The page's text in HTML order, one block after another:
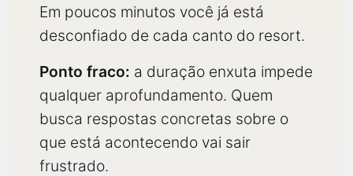
Em poucos minutos você já está
desconfiado de cada canto do resort.
Ponto fraco: a duração enxuta impede
qualquer aprofundamento. Quem
busca respostas concretas sobre o
que está acontecendo vai sair
frustrado.